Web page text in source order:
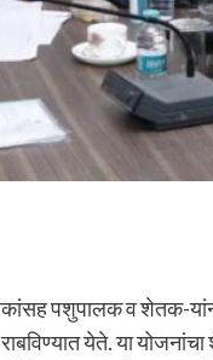
पशुपालक व शेतक-
राबविण्यात येते. या